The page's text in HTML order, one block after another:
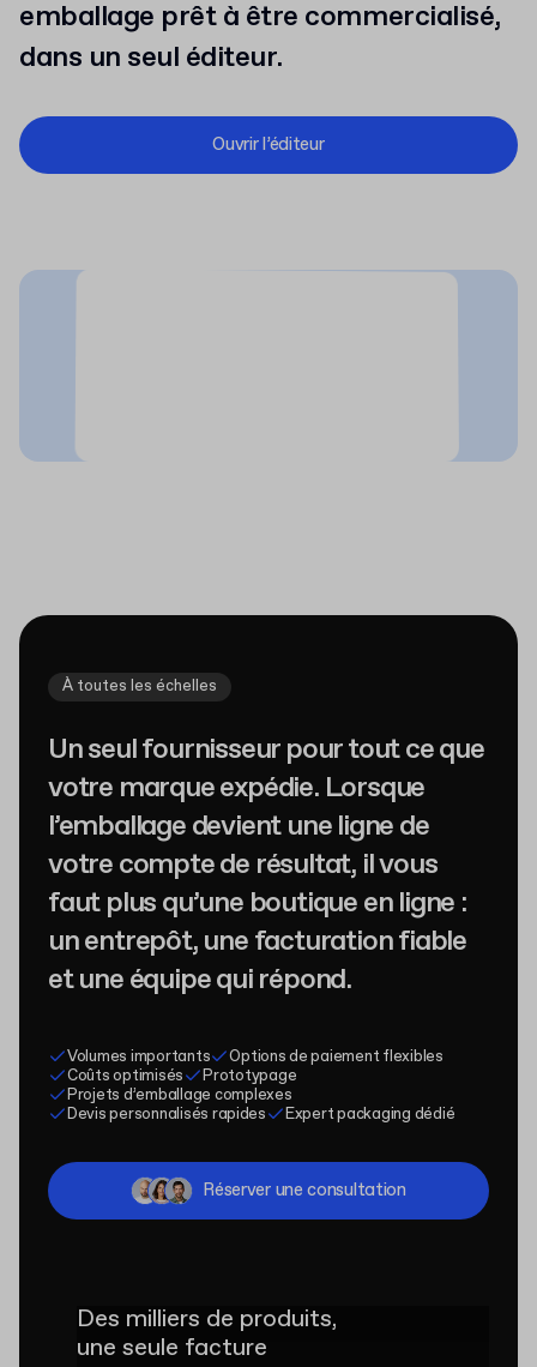
emballage prêt à être commercialisé,
dans un seul éditeur.
Ouvrir l’éditeur
À toutes les échelles
Un seul fournisseur pour tout ce que
votre marque expédie. Lorsque
l’emballage devient une ligne de
votre compte de résultat, il vous
faut plus qu’une boutique en ligne :
un entrepôt, une facturation fiable
et une équipe qui répond.
Volumes importants
Options de paiement flexibles
Coûts optimisés
Prototypage
Projets d’emballage complexes
Devis personnalisés rapides
Expert packaging dédié
Réserver une consultation
Des milliers de produits,
une seule facture